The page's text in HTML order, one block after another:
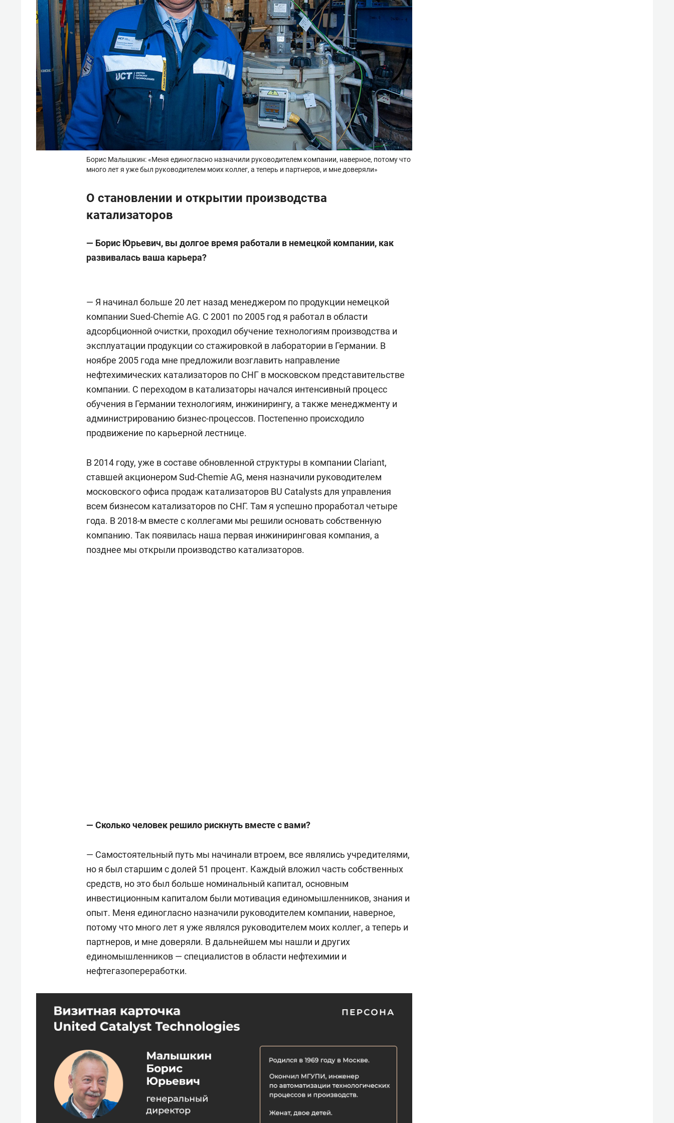
Борис Малышкин: «Меня единогласно назначили руководителем компании, наверное, потому что
много лет я уже был руководителем моих коллег, а теперь и партнеров, и мне доверяли»
О становлении и открытии производства
катализаторов
— Борис Юрьевич, вы долгое время работали в немецкой компании, как
развивалась ваша карьера?
— Я начинал больше 20 лет назад менеджером по продукции немецкой
компании Sued-Chemie AG. С 2001 по 2005 год я работал в области
адсорбционной очистки, проходил обучение технологиям производства и
эксплуатации продукции со стажировкой в лаборатории в Германии. В
ноябре 2005 года мне предложили возглавить направление
нефтехимических катализаторов по СНГ в московском представительстве
компании. С переходом в катализаторы начался интенсивный процесс
обучения в Германии технологиям, инжинирингу, а также менеджменту и
администрированию бизнес-процессов. Постепенно происходило
продвижение по карьерной лестнице.
В 2014 году, уже в составе обновленной структуры в компании Clariant,
ставшей акционером Sud-Chemie AG, меня назначили руководителем
московского офиса продаж катализаторов BU Catalysts для управления
всем бизнесом катализаторов по СНГ. Там я успешно проработал четыре
года. В 2018-м вместе с коллегами мы решили основать собственную
компанию. Так появилась наша первая инжиниринговая компания, а
позднее мы открыли производство катализаторов.
— Сколько человек решило рискнуть вместе с вами?
— Самостоятельный путь мы начинали втроем, все являлись учредителями,
но я был старшим с долей 51 процент. Каждый вложил часть собственных
средств, но это был больше номинальный капитал, основным
инвестиционным капиталом были мотивация единомышленников, знания и
опыт. Меня единогласно назначили руководителем компании, наверное,
потому что много лет я уже являлся руководителем моих коллег, а теперь и
партнеров, и мне доверяли. В дальнейшем мы нашли и других
единомышленников — специалистов в области нефтехимии и
нефтегазопереработки.